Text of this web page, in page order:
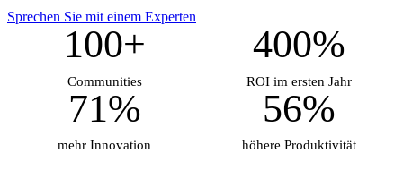
Sprechen Sie mit einem Experten
100+
Communities
400%
ROI im ersten Jahr
71%
mehr Innovation
56%
höhere Produktivität